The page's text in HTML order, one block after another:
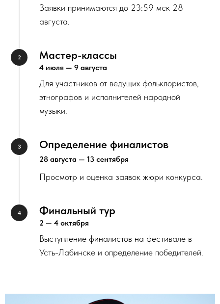
Заявки принимаются до 23:59 мск 28
августа.
Мастер-классы
4 июля — 9 августа
Для участников от ведущих фольклористов,
этнографов и исполнителей народной
музыки.
Определение финалистов
28 августа — 13 сентября
Просмотр и оценка заявок жюри конкурса.
Финальный тур
2 — 4 октября
Выступление финалистов на фестивале в
Усть-Лабинске и определение победителей.